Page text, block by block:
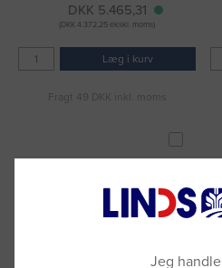
DKK 5.465,31
(DKK 4.372,25 ekskl. moms)
Læg i kurv
Fragt 49 DKK inkl. moms
Jeg